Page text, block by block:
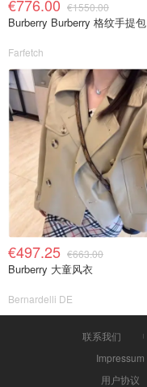
€776.00 €1550.00
Burberry Burberry 格纹手提包
Farfetch
€497.25 €663.00
Burberry 大童风衣
Bernardelli DE
联系我们
Impressum
用户协议